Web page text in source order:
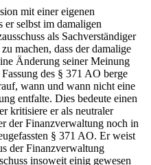
mit einer eigenen
er selbst im damaligen
als Sachverständiger
machen, dass der damalige
Änderung seiner Meinung
des § 371 AO berge
wann und wann nicht eine
entfalte. Dies bedeute einen
kritisiere er als neutraler
der Finanzverwaltung noch in
§ 371 AO. Er weist
der Finanzverwaltung
insoweit einig gewesen